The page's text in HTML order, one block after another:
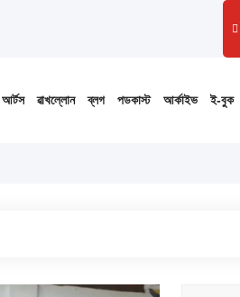
আর্টস ৱাখল্লোন ব্লগ পডকাস্ট আর্কাইভ ই-বুক